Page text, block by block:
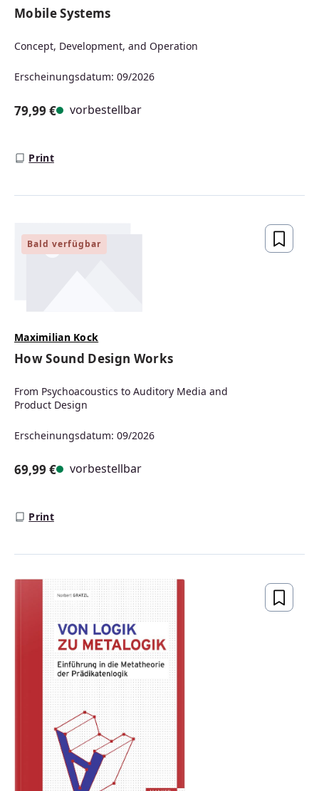
Mobile Systems
Concept, Development, and Operation
Erscheinungsdatum: 09/2026
79,99 € vorbestellbar
Print
Bald verfügbar
Maximilian Kock
How Sound Design Works
From Psychoacoustics to Auditory Media and
Product Design
Erscheinungsdatum: 09/2026
69,99 € vorbestellbar
Print